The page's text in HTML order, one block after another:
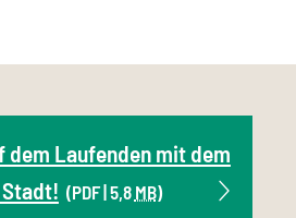
dem Laufenden mit dem
(PDF | 5,8 MB)